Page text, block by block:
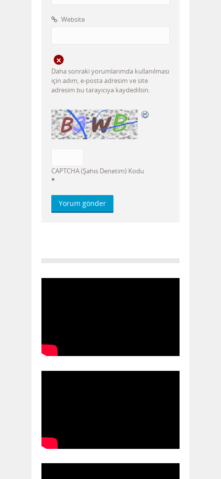
Website
Daha sonraki yorumlarımda kullanılması
için adım, e-posta adresim ve site
adresim bu tarayıcıya kaydedilsin.
CAPTCHA (Şahıs Denetim) Kodu
*